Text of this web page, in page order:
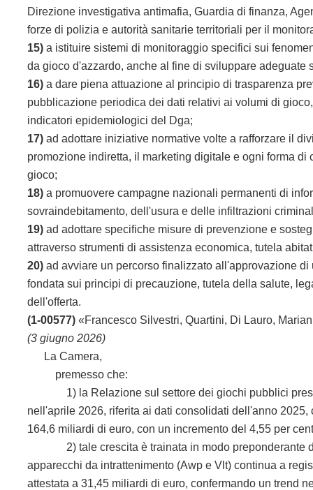
Direzione investigativa antimafia, Guardia di finanza,
forze di polizia e autorità sanitarie territoriali per il
15) a istituire sistemi di monitoraggio specifici sui
da gioco d'azzardo, anche al fine di sviluppare adeguate
16) a dare piena attuazione al principio di trasparenza
pubblicazione periodica dei dati relativi ai volumi di
indicatori epidemiologici del Dga;
17) ad adottare iniziative normative volte a rafforzare il
promozione indiretta, il marketing digitale e ogni forma
gioco;
18) a promuovere campagne nazionali permanenti di
sovraindebitamento, dell'usura e delle infiltrazioni
19) ad adottare specifiche misure di prevenzione e
attraverso strumenti di assistenza economica, tutela
20) ad avviare un percorso finalizzato all'approvazione
fondata sui principi di precauzione, tutela della salute,
dell'offerta.
(1-00577) «Francesco Silvestri, Quartini, Di Lauro,
(3 giugno 2026)
La Camera,
premesso che:
1) la Relazione sul settore dei giochi pubblici
nell'aprile 2026, riferita ai dati consolidati dell'anno
164,6 miliardi di euro, con un incremento del 4,55 per
2) tale crescita è trainata in modo preponderante
apparecchi da intrattenimento (Awp e Vlt) continua a
attestata a 31,45 miliardi di euro, confermando un trend